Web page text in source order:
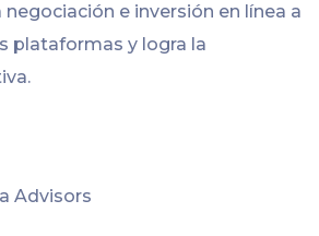
e inversión en línea a
plataformas y logra la
Advisors